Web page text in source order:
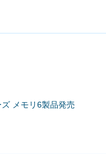
メモリ6製品発売